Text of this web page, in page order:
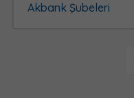
Akbank Şubeleri